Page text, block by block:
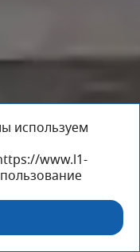
используем
www.l1-